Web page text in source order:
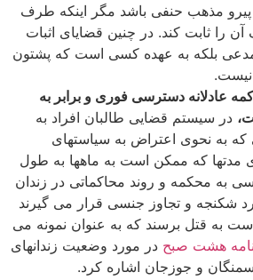
حنفی باشد مگر اینکه طرف
را ثابت کند. در چنین قضایای اثبات
بلکه به عهده کسی است که پشتون
دسترسی فوری و برابر به
سیستم قضایی طالبان افراد به
نحوی اعتراض به سیاست­های
که ممکن است به ماه­ها به طول
محکمه و روند محاکماتی در زندان
و تجاوز جنسی قرار می گیرند
قتل برسند که به عنوان نمونه می
هشت صبح در مورد وضعیت زندان­های
و جوزجان اشاره کرد.